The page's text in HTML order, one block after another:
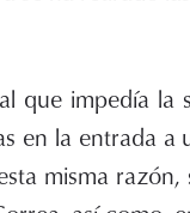
que impedía la
en la entrada a
misma